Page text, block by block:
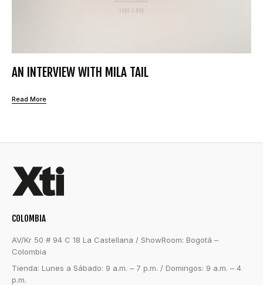
AN INTERVIEW WITH MILA TAIL
Read More
COLOMBIA
AV/Kr 50 # 94 C 18 La Castellana / ShowRoom: Bogotá –
Colombia
Tienda: Lunes a Sábado: 9 a.m. – 7 p.m. / Domingos: 9 a.m. – 4
p.m.